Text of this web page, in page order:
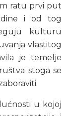
ratu prvi put
i od tog
kulturu
vlastitog
je temelje
stoga se
u kojoj